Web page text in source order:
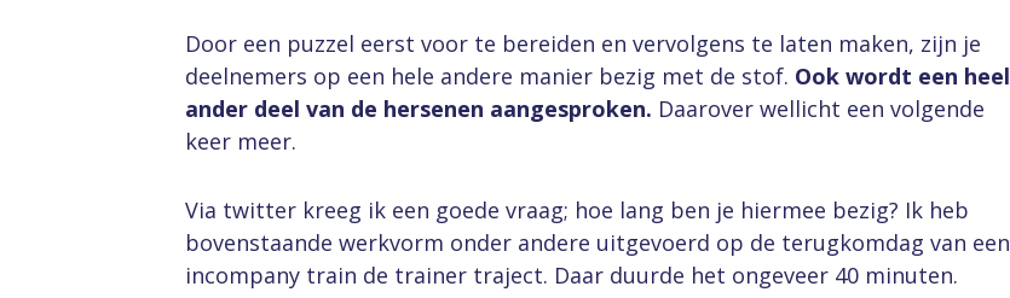
Door een puzzel eerst voor te bereiden en vervolgens te laten maken, zijn je
deelnemers op een hele andere manier bezig met de stof. Ook wordt een heel
ander deel van de hersenen aangesproken. Daarover wellicht een volgende
keer meer.
Via twitter kreeg ik een goede vraag; hoe lang ben je hiermee bezig? Ik heb
bovenstaande werkvorm onder andere uitgevoerd op de terugkomdag van een
incompany train de trainer traject. Daar duurde het ongeveer 40 minuten.